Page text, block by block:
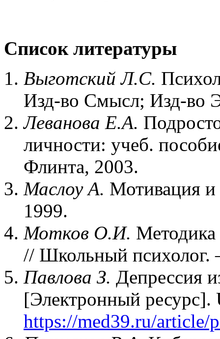
Список литературы
Выготский Л.С.
Изд-во Смысл; Изд-во
Леванова Е.А.
личности: учеб.
Флинта, 2003.
Маслоу А. Мотивация
1999.
Мотков О.И.
// Школьный
Павлова З. Депрессия
[Электронный ресурс].
https://med39.ru/article/